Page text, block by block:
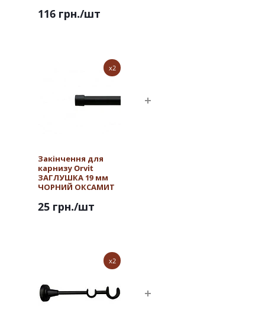
116 грн./шт
x2
Закінчення для
карнизу Orvit
ЗАГЛУШКА 19 мм
ЧОРНИЙ ОКСАМИТ
25 грн./шт
x2